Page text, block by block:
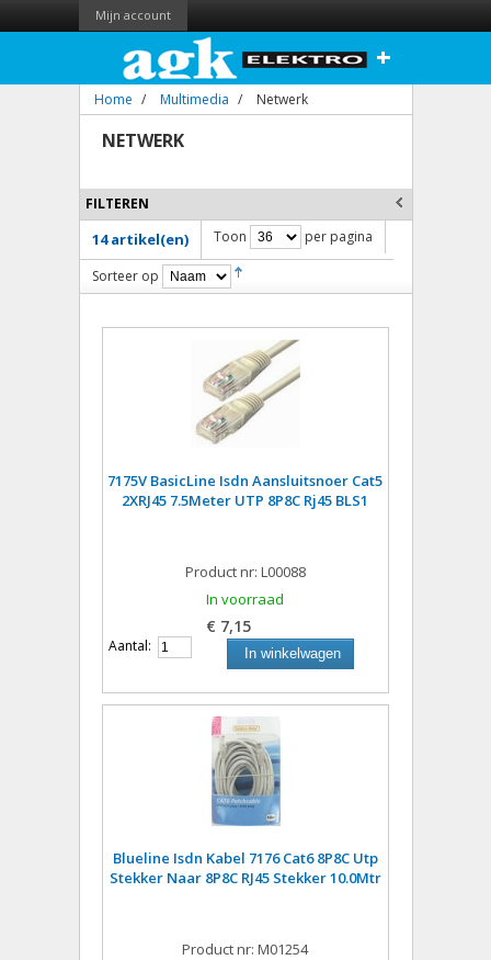
Mijn account
+
Home / Multimedia / Netwerk
NETWERK
FILTEREN
14 artikel(en) Toon per pagina
Sorteer op
7175V BasicLine Isdn Aansluitsnoer Cat5
2XRJ45 7.5Meter UTP 8P8C Rj45 BLS1
Product nr: L00088
In voorraad
€ 7,15
Aantal: In winkelwagen
Blueline Isdn Kabel 7176 Cat6 8P8C Utp
Stekker Naar 8P8C RJ45 Stekker 10.0Mtr
Product nr: M01254